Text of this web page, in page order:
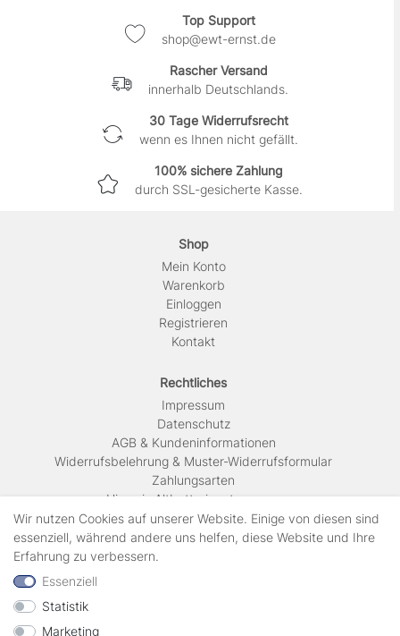
Top Support
shop@ewt-ernst.de
Rascher Versand
innerhalb Deutschlands.
30 Tage Widerrufsrecht
wenn es Ihnen nicht gefällt.
100% sichere Zahlung
durch SSL-gesicherte Kasse.
Shop
Mein Konto
Warenkorb
Einloggen
Registrieren
Kontakt
Rechtliches
Impressum
Daten­schutz
AGB & Kundeninformationen
Widerrufsbelehrung & Muster-Widerrufsformular
Zahlungsarten
Hinweis Altbatterieentsorgung
Versandkosten & Lieferinformationen
Zahlungsarten
Wir nutzen Cookies auf unserer Website. Einige von diesen sind
essenziell, während andere uns helfen, diese Website und Ihre
Erfahrung zu verbessern.
Essenziell
Statistik
Marketing